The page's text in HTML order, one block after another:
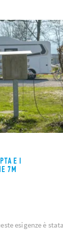
E I
7M
esigenze è stata